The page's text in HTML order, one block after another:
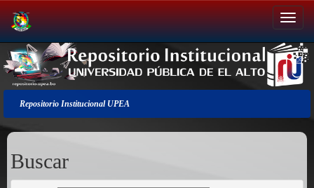
Salir
de
la
navegación
Repositorio Institucional UPEA
Buscar